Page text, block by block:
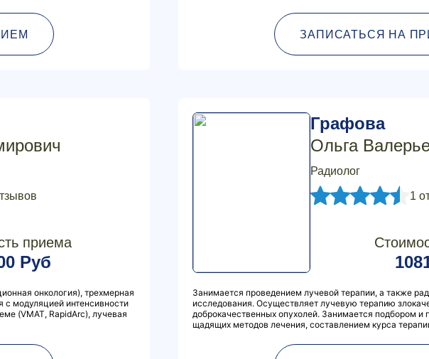
ЗАПИСАТЬСЯ НА
приема
Руб
онкология), трехмерная
с модуляцией интенсивности
(VMAT, RapidArc), лучевая
Графова
Ольга
Радиолог
1
Занимается проведением лучевой терапии, а также
исследования. Осуществляет лучевую терапию
доброкачественных опухолей. Занимается подбором и
щадящих методов лечения, составлением курса